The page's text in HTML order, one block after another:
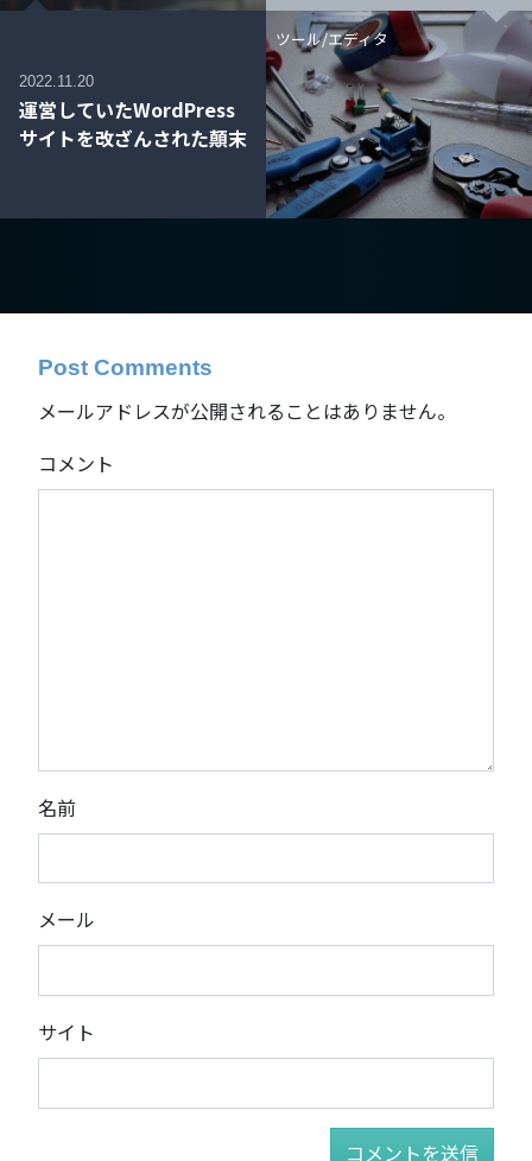
2022.11.20
運営していたWordPress
サイトを改ざんされた顛末
ツール/エディタ
Post Comments
メールアドレスが公開されることはありません。
コメント
名前
メール
サイト